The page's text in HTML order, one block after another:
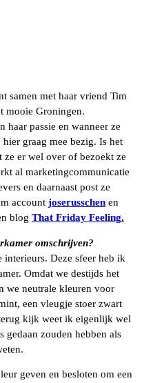
samen met haar vriend Tim
mooie Groningen.
passie en wanneer ze
graag mee bezig. Is het
ze er wel over of bezoekt ze
al marketingcommunicatie
en daarnaast post ze
account joserusschen en
blog That Friday Feeling.
omschrijven?
Deze sfeer heb ik
Omdat we destijds het
we neutrale kleuren voor
een vleugje stoer zwart
kijk weet ik eigenlijk wel
gedaan zouden hebben als
geven en besloten om een